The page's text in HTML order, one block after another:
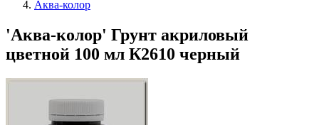
Аква-колор
'Аква-колор' Грунт акриловый
цветной 100 мл К2610 черный